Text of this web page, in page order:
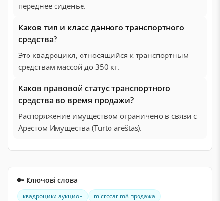
переднее сиденье.
Каков тип и класс данного транспортного
средства?
Это квадроцикл, относящийся к транспортным
средствам массой до 350 кг.
Каков правовой статус транспортного
средства во время продажи?
Распоряжение имуществом ограничено в связи с
Арестом Имущества (Turto areštas).
🔑 Ключові слова
квадроцикл аукцион
microcar m8 продажа